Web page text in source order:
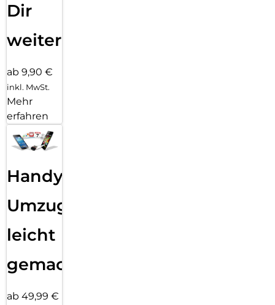
Dir
weiter
ab 9,90 €
inkl. MwSt.
Mehr
erfahren
Handy
Umzug
leicht
gemacht!
ab 49,99 €